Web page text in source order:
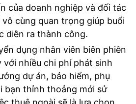
của doanh nghiệp và đối tác
vô cùng quan trọng giúp buổi
diễn ra thành công.
dụng nhân viên biên phiên
với nhiều chi phí phát sinh
dự án, bảo hiểm, phụ
bạn thỉnh thoảng mới sử